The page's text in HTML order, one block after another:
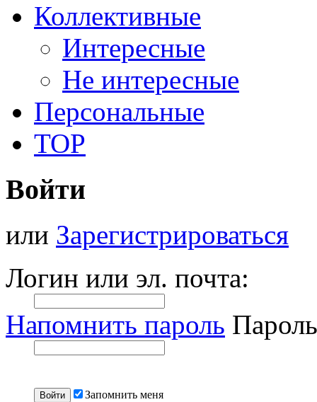
Коллективные
Интересные
Не интересные
Персональные
TOP
Войти
или Зарегистрироваться
Логин или эл. почта:
Напомнить пароль
Запомнить меня